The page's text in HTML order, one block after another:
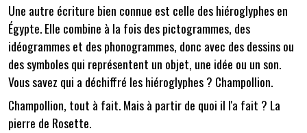
Une autre écriture bien connue est celle des hiéroglyphes en
Égypte. Elle combine à la fois des pictogrammes, des
idéogrammes et des phonogrammes, donc avec des dessins ou
des symboles qui représentent un objet, une idée ou un son.
Vous savez qui a déchiffré les hiéroglyphes ? Champollion.
Champollion, tout à fait. Mais à partir de quoi il l'a fait ? La
pierre de Rosette.